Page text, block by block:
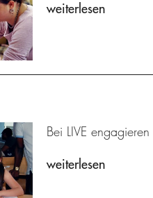
weiterlesen
Bei LIVE
weiterlesen